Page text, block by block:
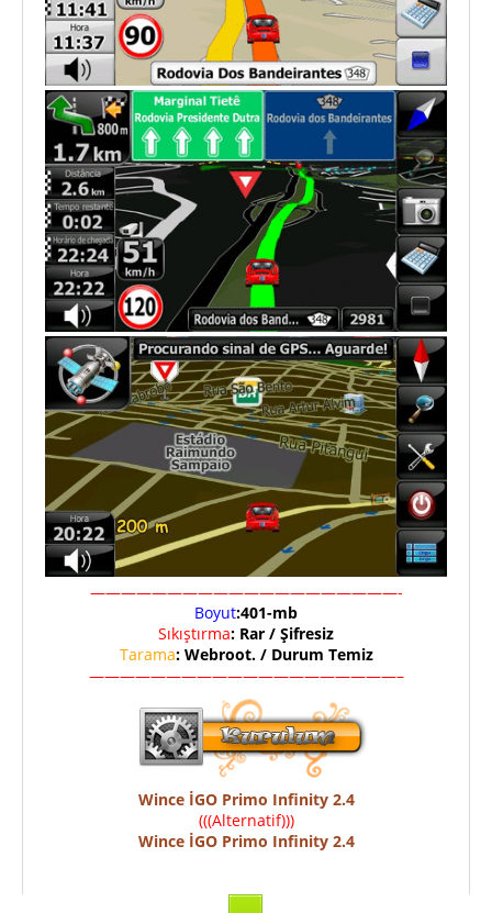
————————————————————-
Boyut:401-mb
Sıkıştırma: Rar / Şifresiz
Tarama: Webroot. / Durum Temiz
————————————————————–
Wince İGO Primo Infinity 2.4
(((Alternatif)))
Wince İGO Primo Infinity 2.4